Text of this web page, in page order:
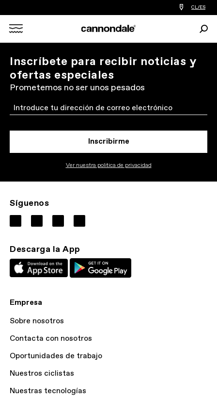
Encontrar
tiedas
bicicletas
de
CL/ES
Inscríbete para recibir noticias y
ofertas especiales
Prometemos no ser unos pesados
Email
Inscribirme
Ver nuestra politica de privacidad
Síguenos
Descarga la App
Empresa
Sobre nosotros
Contacta con nosotros
Oportunidades de trabajo
Nuestros ciclistas
Nuestras tecnologías